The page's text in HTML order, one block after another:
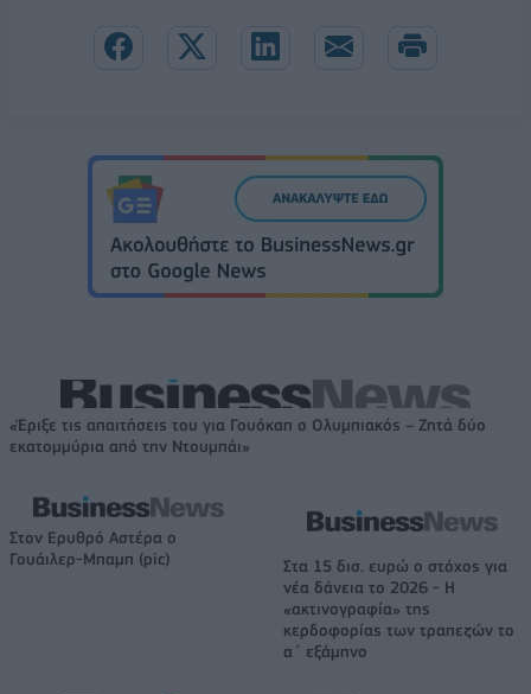
«Έριξε τις απαιτήσεις του για Γουόκαπ ο Ολυμπιακός – Ζητά δύο
εκατομμύρια από την Ντουμπάι»
Στον Ερυθρό Αστέρα ο
Γουάιλερ-Μπαμπ (pic)
Στα 15 δισ. ευρώ ο στόχος για
νέα δάνεια το 2026 - Η
«ακτινογραφία» της
κερδοφορίας των τραπεζών το
α΄ εξάμηνο